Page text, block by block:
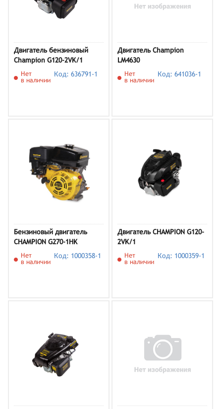
Двигатель бензиновый
Champion G120-2VK/1
Нет
в наличии
Код: 636791-1
Двигатель Champion
LM4630
Нет
в наличии
Код: 641036-1
Бензиновый двигатель
CHAMPION G270-1HK
Нет
в наличии
Код: 1000358-1
Двигатель CHAMPION G120-
2VK/1
Нет
в наличии
Код: 1000359-1